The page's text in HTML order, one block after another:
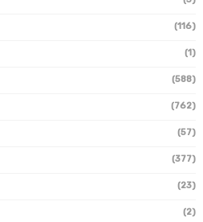
(116)
(1)
(588)
(762)
(57)
(377)
(23)
(2)